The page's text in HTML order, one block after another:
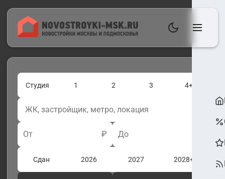
Студия 1 2 3 4+
От ₽ До
Сдан 2026 2027 2028+